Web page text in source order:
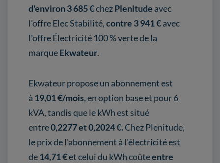
d'environ 3 685 €chezPlenitude avec
l'offre Elec Stabilité,contre 3 941 €avec
l'offre Électricité 100 % verte de la
marqueEkwateur.
Ekwateur propose un abonnement est
à 19,01 €/mois, en option base et pour 6
kVA, tandis que le kWh est situé
entre0,2277 et 0,2024 €.Chez Plenitude,
le prix de l'abonnement à l'électricité est
de14,71 €et celui du kWh coûteentre